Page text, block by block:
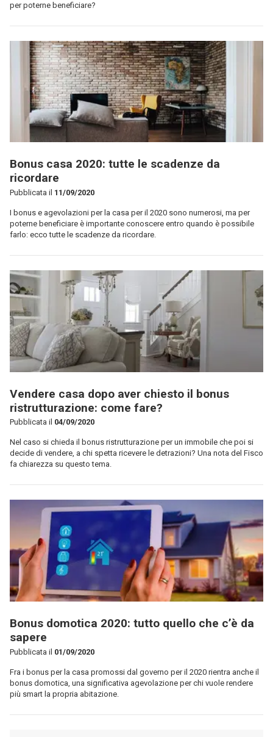
per poterne beneficiare?
Bonus casa 2020: tutte le scadenze da
ricordare
Pubblicata il 11/09/2020
I bonus e agevolazioni per la casa per il 2020 sono numerosi, ma per
poterne beneficiare è importante conoscere entro quando è possibile
farlo: ecco tutte le scadenze da ricordare.
Vendere casa dopo aver chiesto il bonus
ristrutturazione: come fare?
Pubblicata il 04/09/2020
Nel caso si chieda il bonus ristrutturazione per un immobile che poi si
decide di vendere, a chi spetta ricevere le detrazioni? Una nota del Fisco
fa chiarezza su questo tema.
Bonus domotica 2020: tutto quello che c’è da
sapere
Pubblicata il 01/09/2020
Fra i bonus per la casa promossi dal governo per il 2020 rientra anche il
bonus domotica, una significativa agevolazione per chi vuole rendere
più smart la propria abitazione.